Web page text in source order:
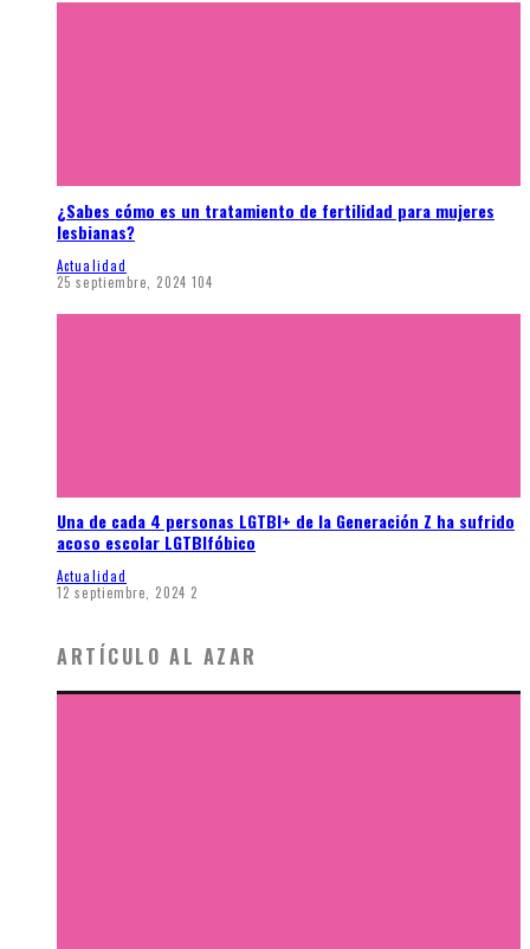
¿Sabes cómo es un tratamiento de fertilidad para mujeres
lesbianas?
Actualidad
25 septiembre, 2024 104
Una de cada 4 personas LGTBI+ de la Generación Z ha sufrido
acoso escolar LGTBIfóbico
Actualidad
12 septiembre, 2024 2
ARTÍCULO AL AZAR